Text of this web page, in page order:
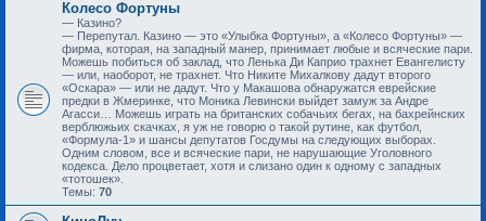
Колесо Фортуны
— Казино?
— Перепутал. Казино — это «Улыбка Фортуны», а «Колесо Фортуны» —
фирма, которая, на западный манер, принимает любые и всяческие пари.
Можешь побиться об заклад, что Ленька Ди Каприо трахнет Евангелисту
— или, наоборот, не трахнет. Что Никите Михалкову дадут второго
«Оскара» — или не дадут. Что у Макашова обнаружатся еврейские
предки в Жмеринке, что Моника Левински выйдет замуж за Андре
Агасси… Можешь играть на британских собачьих бегах, на бахрейнских
верблюжьих скачках, я уж не говорю о такой рутине, как футбол,
«Формула-1» и шансы депутатов Госдумы на следующих выборах.
Одним словом, все и всяческие пари, не нарушающие Уголовного
кодекса. Дело процветает, хотя и слизано один к одному с западных
«тотошек».
Темы: 70